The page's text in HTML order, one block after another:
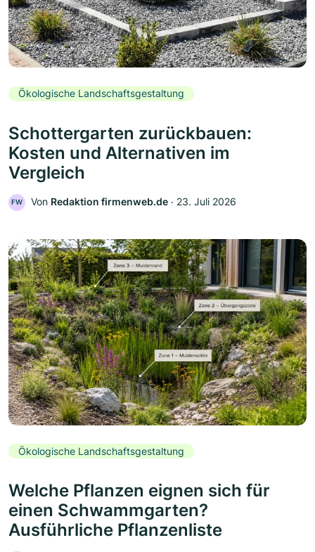
Ökologische Landschaftsgestaltung
Schottergarten zurückbauen:
Kosten und Alternativen im
Vergleich
FW Von Redaktion firmenweb.de ‧ 23. Juli 2026
Ökologische Landschaftsgestaltung
Welche Pflanzen eignen sich für
einen Schwammgarten?
Ausführliche Pflanzenliste